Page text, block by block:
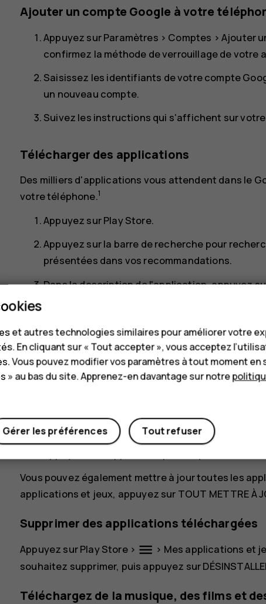
Ajouter un compte Google à votre
Appuyez surParamètres > Comptes > Ajouter
confirmez la méthode de verrouillage de votre
Saisissez les identifiants de votre compte
un nouveau compte.
Suivez les instructions qui s'affichent sur
Télécharger des applications
Des milliers d'applications vous attendent dans le
votre téléphone.1
Appuyez surPlay Store.
Appuyez sur la barre de recherche pour
présentées dans vos recommandations.
Dans la description de l'application, appuyez
Pour afficher vos applications, allez sur l'écran
votre écran.
Mettre à jour des applications
pour
Appuyez surPlay store>menu>Mes applications
Appuyez sur l'application pour laquelle une
Vous pouvez également mettre à jour toutes les
applications et jeux, appuyez sur TOUT METTRE À
Supprimer des applications téléchargées
Appuyez surPlay Store> menu > Mes applications et
souhaitez supprimer, puis appuyez sur
Téléchargez de la musique, des films et
et autres technologies similaires pour améliorer votre
En cliquant sur « Tout accepter », vous acceptez
Vous pouvez modifier vos paramètres à tout moment
» au bas du site. Apprenez-en davantage sur notre
Tout refuser
Gérer les préférences